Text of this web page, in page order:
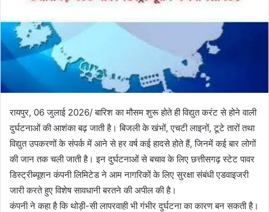
रायपुर, 06 जुलाई 2026/ बारिश का मौसम शुरू होते ही विद्युत करंट से होने वाली
दुर्घटनाओं की आशंका बढ़ जाती है। बिजली के खंभों, एचटी लाइनों, टूटे तारों तथा
विद्युत उपकरणों के संपर्क में आने से हर वर्ष कई हादसे होते हैं, जिनमें कई बार लोगों
की जान तक चली जाती है। इन दुर्घटनाओं से बचाव के लिए छत्तीसगढ़ स्टेट पावर
डिस्ट्रीब्यूशन कंपनी लिमिटेड ने आम नागरिकों के लिए सुरक्षा संबंधी एडवाइजरी
जारी करते हुए विशेष सावधानी बरतने की अपील की है।
कंपनी ने कहा है कि थोड़ी-सी लापरवाही भी गंभीर दुर्घटना का कारण बन सकती है।